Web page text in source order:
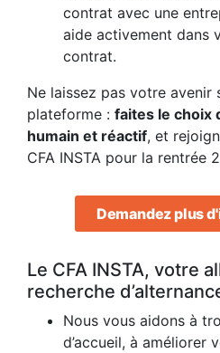
contrat avec une
aide activement dans
contrat.
Ne laissez pas votre avenir
plateforme : faites le choix
humain et réactif, et
CFA INSTA pour la rentrée
Demandez plus
Le CFA INSTA, votre
recherche
Nous vous aidons à
d’accueil, à améliorer